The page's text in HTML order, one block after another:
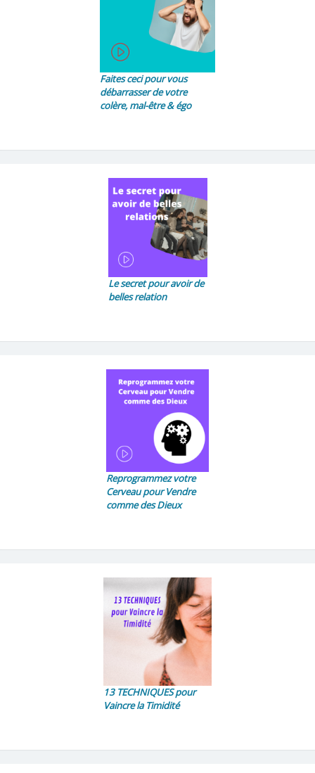
Faites ceci pour vous
débarrasser de votre
colère, mal-être & égo
Le secret pour avoir de
belles relation
Reprogrammez votre
Cerveau pour Vendre
comme des Dieux
13 TECHNIQUES pour
Vaincre la Timidité